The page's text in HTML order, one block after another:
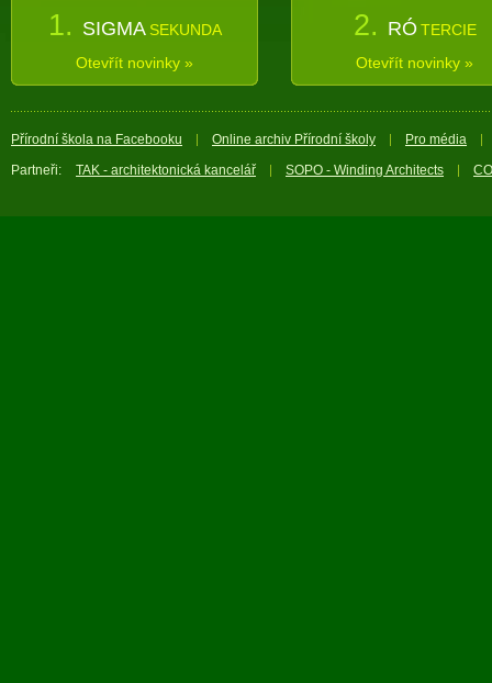
1. SIGMA SEKUNDA
Otevřít novinky »
2. RÓ TERCIE
Otevřít novinky »
Přírodní škola na Facebooku Online archiv Přírodní školy
Pro média
Partneři:
TAK - architektonická kancelář SOPO - Winding Architects